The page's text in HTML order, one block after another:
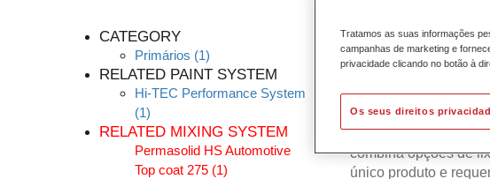
CATEGORY
Primários (1)
RELATED PAINT SYSTEM
Hi-TEC Performance System
(1)
RELATED MIXING SYSTEM
Permasolid HS Automotive
Top coat 275 (1)
O novo Spies Hecker
mantém a alta
Speed-TEC HS
combina opções de
único produto e
Tratamos as suas informações
campanhas de marketing e
privacidade clicando no botão à
Os seus direitos